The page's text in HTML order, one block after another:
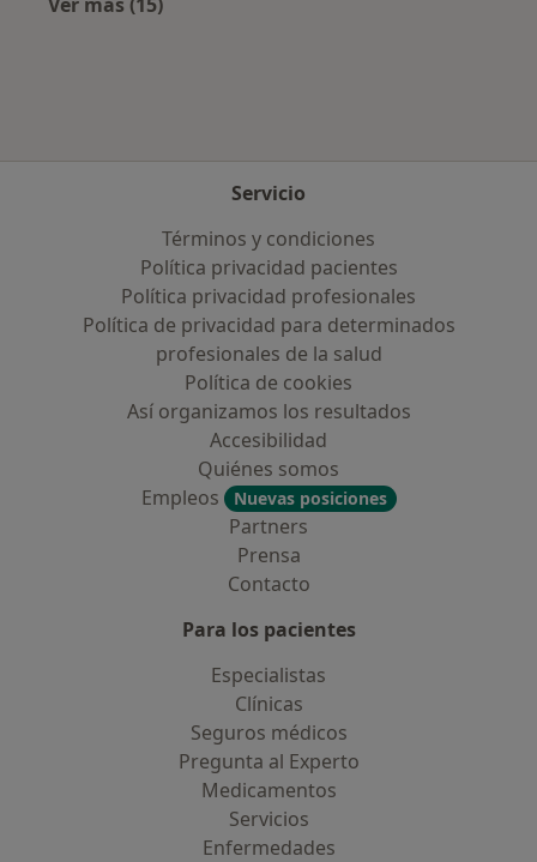
Ver más (15)
Servicio
Términos y condiciones
Política privacidad pacientes
Política privacidad profesionales
Política de privacidad para determinados
profesionales de la salud
Política de cookies
Así organizamos los resultados
Accesibilidad
Quiénes somos
Empleos
Nuevas posiciones
Partners
Prensa
Contacto
Para los pacientes
Especialistas
Clínicas
Seguros médicos
Pregunta al Experto
Medicamentos
Servicios
Enfermedades